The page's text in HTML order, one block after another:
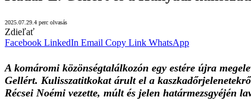
2025.07.29. 4 perc olvasás
Zdieľať
Facebook LinkedIn Email Copy Link WhatsApp
A komáromi közönségtalálkozón egy estére újra
Gellért. Kulisszatitkokat árult el a
Récsei Noémi vezette, múlt és jelen határmezsgyéjén